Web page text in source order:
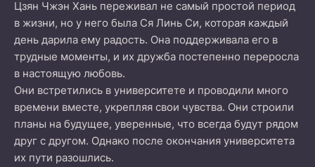
Цзян Чжэн Хань переживал не самый простой период
в жизни, но у него была Ся Линь Си, которая каждый
день дарила ему радость. Она поддерживала его в
трудные моменты, и их дружба постепенно переросла
в настоящую любовь.
Они встретились в университете и проводили много
времени вместе, укрепляя свои чувства. Они строили
планы на будущее, уверенные, что всегда будут рядом
друг с другом. Однако после окончания университета
их пути разошлись.